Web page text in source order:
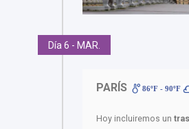
Día 6 - MAR.
PARÍS 86ºF - 90ºF
Hoy incluiremos un